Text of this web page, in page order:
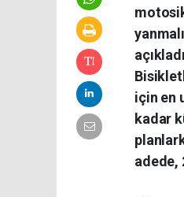
için en
kadar
adede,